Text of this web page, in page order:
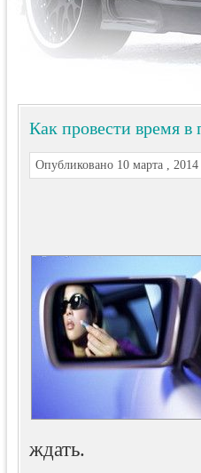
Как провести время в
Опубликовано 10 марта ,
ждать.